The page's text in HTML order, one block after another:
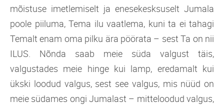
mõistuse imetlemiselt ja enesekesksuselt Jumala
poole piiluma, Tema ilu vaatlema, kuni ta ei tahagi
Temalt enam oma pilku ära pöörata – sest Ta on nii
ILUS. Nõnda saab meie süda valgust täis,
valgustades meie hinge kui lamp, eredamalt kui
ükski loodud valgus, sest see valgus, mis nüüd on
meie südames ongi Jumalast – mitteloodud valgus,